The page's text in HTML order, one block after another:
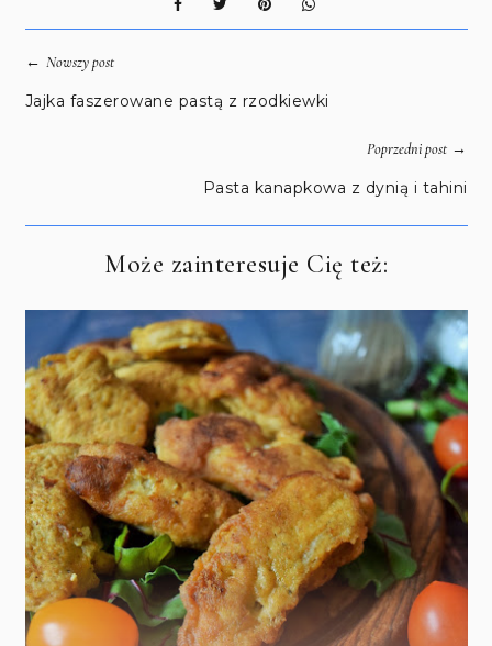
← Nowszy post
Jajka faszerowane pastą z rzodkiewki
Poprzedni post→
Pasta kanapkowa z dynią i tahini
Może zainteresuje Cię też: